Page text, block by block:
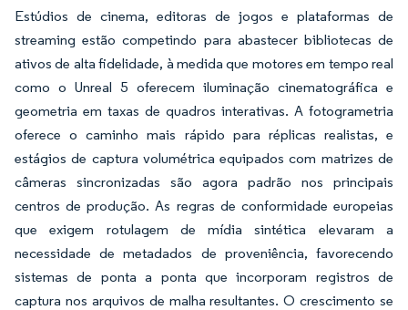
Estúdios de cinema, editoras de jogos e plataformas de
streaming estão competindo para abastecer bibliotecas de
ativos de alta fidelidade, à medida que motores em tempo real
como o Unreal 5 oferecem iluminação cinematográfica e
geometria em taxas de quadros interativas. A fotogrametria
oferece o caminho mais rápido para réplicas realistas, e
estágios de captura volumétrica equipados com matrizes de
câmeras sincronizadas são agora padrão nos principais
centros de produção. As regras de conformidade europeias
que exigem rotulagem de mídia sintética elevaram a
necessidade de metadados de proveniência, favorecendo
sistemas de ponta a ponta que incorporam registros de
captura nos arquivos de malha resultantes. O crescimento se